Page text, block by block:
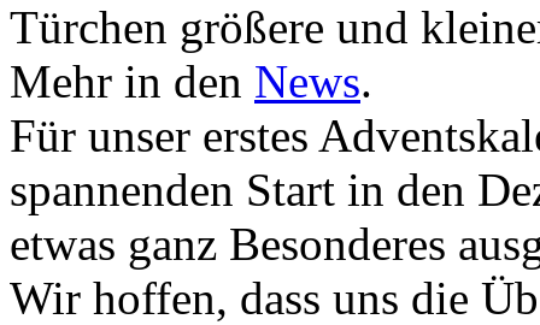
Türchen größere und
Mehr in den News.
Für unser erstes
spannenden Start in den
etwas ganz Besonderes
Wir hoffen, dass uns die